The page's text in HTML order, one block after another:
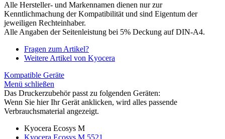
Alle Hersteller- und Markennamen dienen nur zur
Kenntlichmachung der Kompatibilität und sind Eigentum der
jeweiligen Rechteinhaber.
Alle Angaben der Seitenleistung bei 5% Deckung auf DIN-A4.
Fragen zum Artikel?
Weitere Artikel von Kyocera
Kompatible Geräte
Menü schließen
Das Druckerzubehör passt zu folgenden Geräten:
Wenn Sie hier Ihr Gerät anklicken, wird alles passende
Verbrauchsmaterial angezeigt.
Kyocera Ecosys M